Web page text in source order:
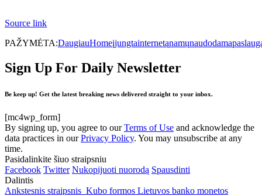
Source link
PAŽYMĖTA:DaugiauHomeįjungtainternetąnamųnaudodama
Sign Up For Daily Newsletter
Be keep up! Get the latest breaking news delivered straight to your inbox.
[mc4wp_form]
By signing up, you agree to ourTerms of Use and acknowledge the
data practices in ourPrivacy Policy. You may unsubscribe at any
time.
Pasidalinkite šiuo straipsniu
Facebook Twitter Nukopijuoti nuorodą Spausdinti
Dalintis
Ankstesnis straipsnis Kubo formos Lietuvos banko monetos